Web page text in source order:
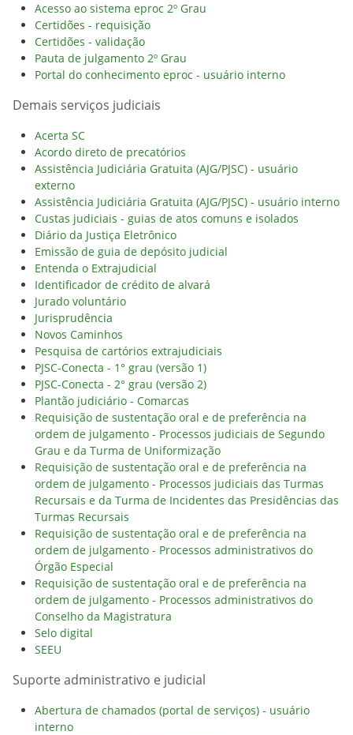
Acesso ao sistema eproc 2º Grau
Certidões - requisição
Certidões - validação
Pauta de julgamento 2º Grau
Portal do conhecimento eproc - usuário interno
Demais serviços judiciais
Acerta SC
Acordo direto de precatórios
Assistência Judiciária Gratuita (AJG/PJSC) - usuário
externo
Assistência Judiciária Gratuita (AJG/PJSC) - usuário interno
Custas judiciais - guias de atos comuns e isolados
Diário da Justiça Eletrônico
Emissão de guia de depósito judicial
Entenda o Extrajudicial
Identificador de crédito de alvará
Jurado voluntário
Jurisprudência
Novos Caminhos
Pesquisa de cartórios extrajudiciais
PJSC-Conecta - 1° grau (versão 1)
PJSC-Conecta - 2° grau (versão 2)
Plantão judiciário - Comarcas
Requisição de sustentação oral e de preferência na
ordem de julgamento - Processos judiciais de Segundo
Grau e da Turma de Uniformização
Requisição de sustentação oral e de preferência na
ordem de julgamento - Processos judiciais das Turmas
Recursais e da Turma de Incidentes das Presidências das
Turmas Recursais
Requisição de sustentação oral e de preferência na
ordem de julgamento - Processos administrativos do
Órgão Especial
Requisição de sustentação oral e de preferência na
ordem de julgamento - Processos administrativos do
Conselho da Magistratura
Selo digital
SEEU
Suporte administrativo e judicial
Abertura de chamados (portal de serviços) - usuário
interno